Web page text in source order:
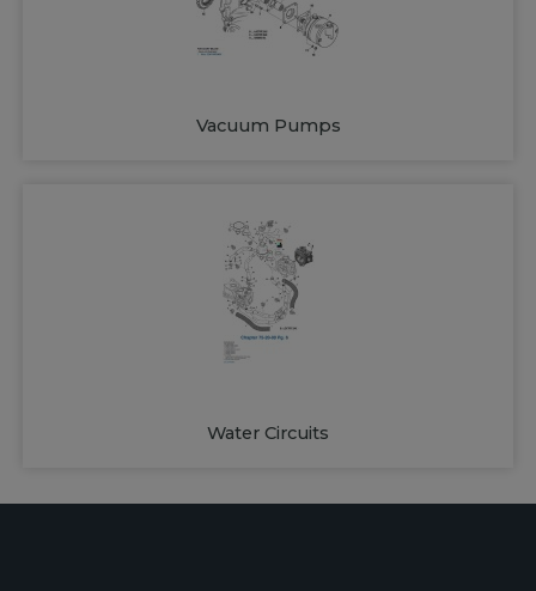
Vacuum Pumps
Water Circuits